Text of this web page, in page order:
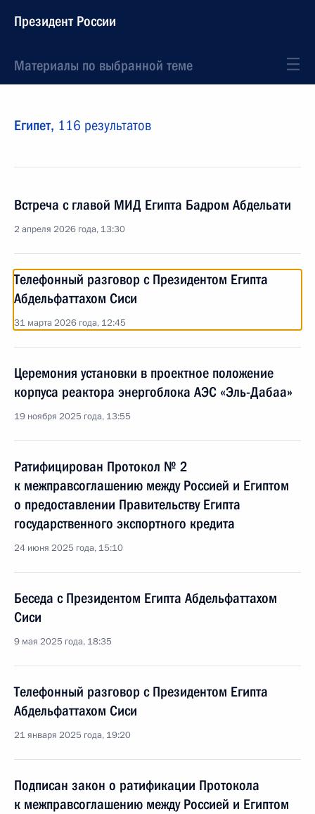
Президент России
Материалы по выбранной теме
Египет, 116 результатов
Встреча с главой МИД Египта Бадром Абдельати
2 апреля 2026 года, 13:30
Телефонный разговор с Президентом Египта
Абдельфаттахом Сиси
31 марта 2026 года, 12:45
Церемония установки в проектное положение
корпуса реактора энергоблока АЭС «Эль-Дабаа»
19 ноября 2025 года, 13:55
Ратифицирован Протокол № 2
к межправсоглашению между Россией и Египтом
о предоставлении Правительству Египта
государственного экспортного кредита
24 июня 2025 года, 15:10
Беседа с Президентом Египта Абдельфаттахом
Сиси
9 мая 2025 года, 18:35
Телефонный разговор с Президентом Египта
Абдельфаттахом Сиси
21 января 2025 года, 19:20
Подписан закон о ратификации Протокола
к межправсоглашению между Россией и Египтом